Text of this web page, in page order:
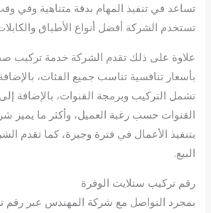
تساعد في تنفيذ المهام بدقة متناهية وفي
تستخدم الشركة أفضل أنواع الأطباق
علاوة على ذلك تقدم الشركة خدمة تركيب
بأسعار تنافسية تناسب جميع الفئات،
تشمل التركيب وبرمجة القنوات، بالإضافة
القنوات حسب رغبة العميل، وأكثر ما يميز
بتنفيذ الأعمال في فترة وجيزة، كما تقدم
البيع.
رقم تركيب ستلايت الوفرة
بمجرد التواصل مع شركة المهندس عبر رقم